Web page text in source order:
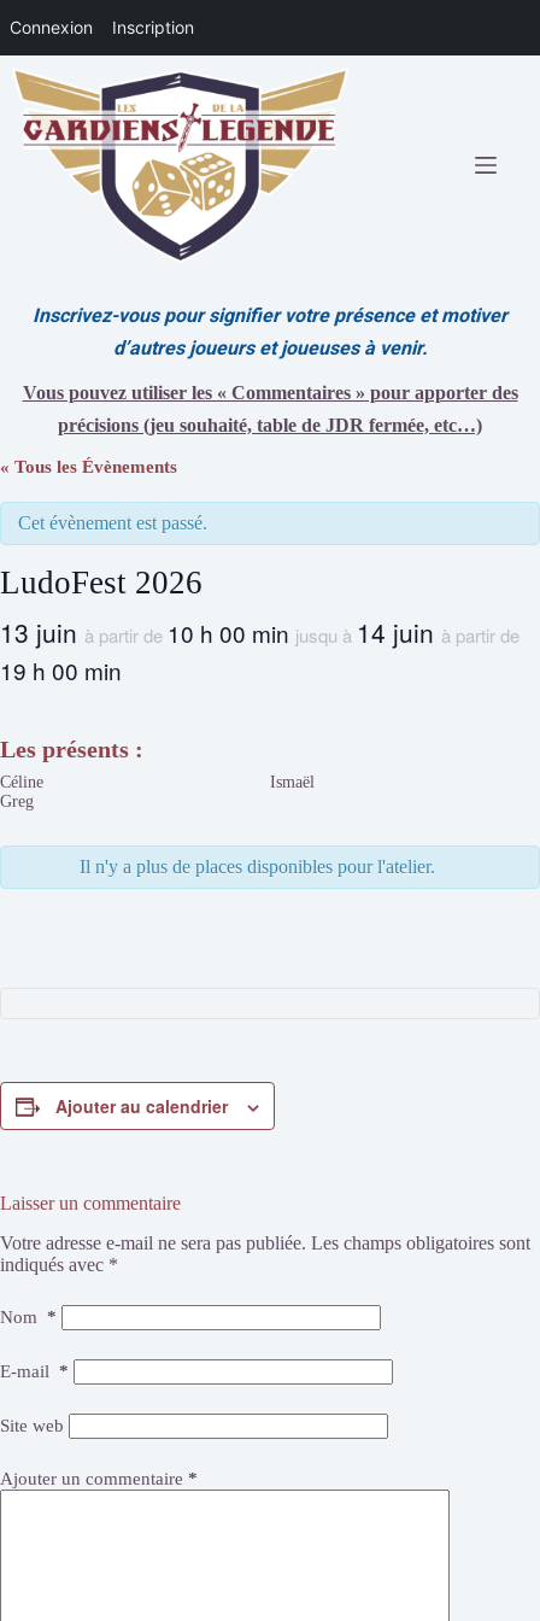
Connexion
Inscription
contenu
Inscrivez-vous pour signifier votre présence et motiver
d’autres joueurs et joueuses à venir.
Vous pouvez utiliser les « Commentaires » pour apporter des
précisions (jeu souhaité, table de JDR fermée, etc…)
« Tous les Évènements
Cet évènement est passé.
LudoFest 2026
13 juin à partir de 10 h 00 min jusqu à 14 juin à partir de
19 h 00 min
Les présents :
Céline
Greg
Ismaël
Il n'y a plus de places disponibles pour l'atelier.
Ajouter au calendrier
Laisser un commentaire
Votre adresse e-mail ne sera pas publiée. Les champs obligatoires sont
indiqués avec *
Nom *
E-mail *
Site web
Ajouter un commentaire *